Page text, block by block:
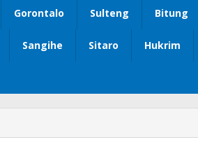
Gorontalo Sulteng Bitung
Sangihe Sitaro Hukrim